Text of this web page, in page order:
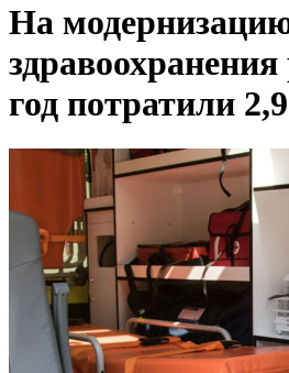
На
здравоохранения
год потратили